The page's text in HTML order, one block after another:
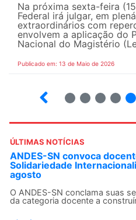
Na próxima sexta-feira
Federal irá julgar, em
extraordinários com
envolvem a aplicação do
Nacional do Magistério
Publicado em: 13 de Maio de 2026
ÚLTIMAS NOTÍCIAS
ANDES-SN convoca
Solidariedade
agosto
O ANDES-SN conclama suas
da categoria docente a